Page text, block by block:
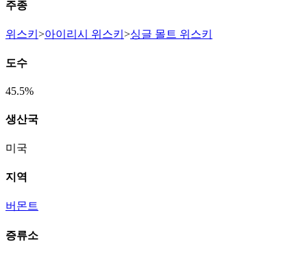
주종
위스키 >아이리시 위스키 >싱글 몰트 위스키
도수
45.5%
생산국
미국
지역
버몬트
증류소